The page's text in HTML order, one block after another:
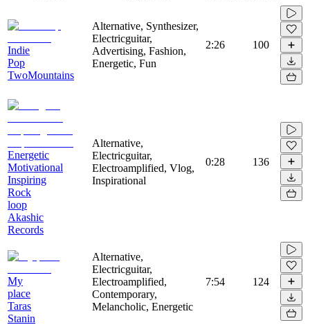
Indie
Pop
TwoMountains
Alternative, Synthesizer,
Electricguitar,
Advertising, Fashion,
Energetic, Fun
2:26 100
Energetic
Motivational
Inspiring
Rock
loop
Akashic
Records
Alternative,
Electricguitar,
Electroamplified, Vlog,
Inspirational
0:28 136
My
place
Taras
Stanin
Alternative,
Electricguitar,
Electroamplified,
Contemporary,
Melancholic, Energetic
7:54 124